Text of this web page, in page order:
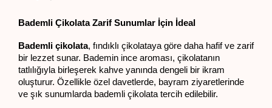
Bademli Çikolata Zarif Sunumlar İçin İdeal
Bademli çikolata, fındıklı çikolataya göre daha hafif ve zarif
bir lezzet sunar. Bademin ince aroması, çikolatanın
tatlılığıyla birleşerek kahve yanında dengeli bir ikram
oluşturur. Özellikle özel davetlerde, bayram ziyaretlerinde
ve şık sunumlarda bademli çikolata tercih edilebilir.